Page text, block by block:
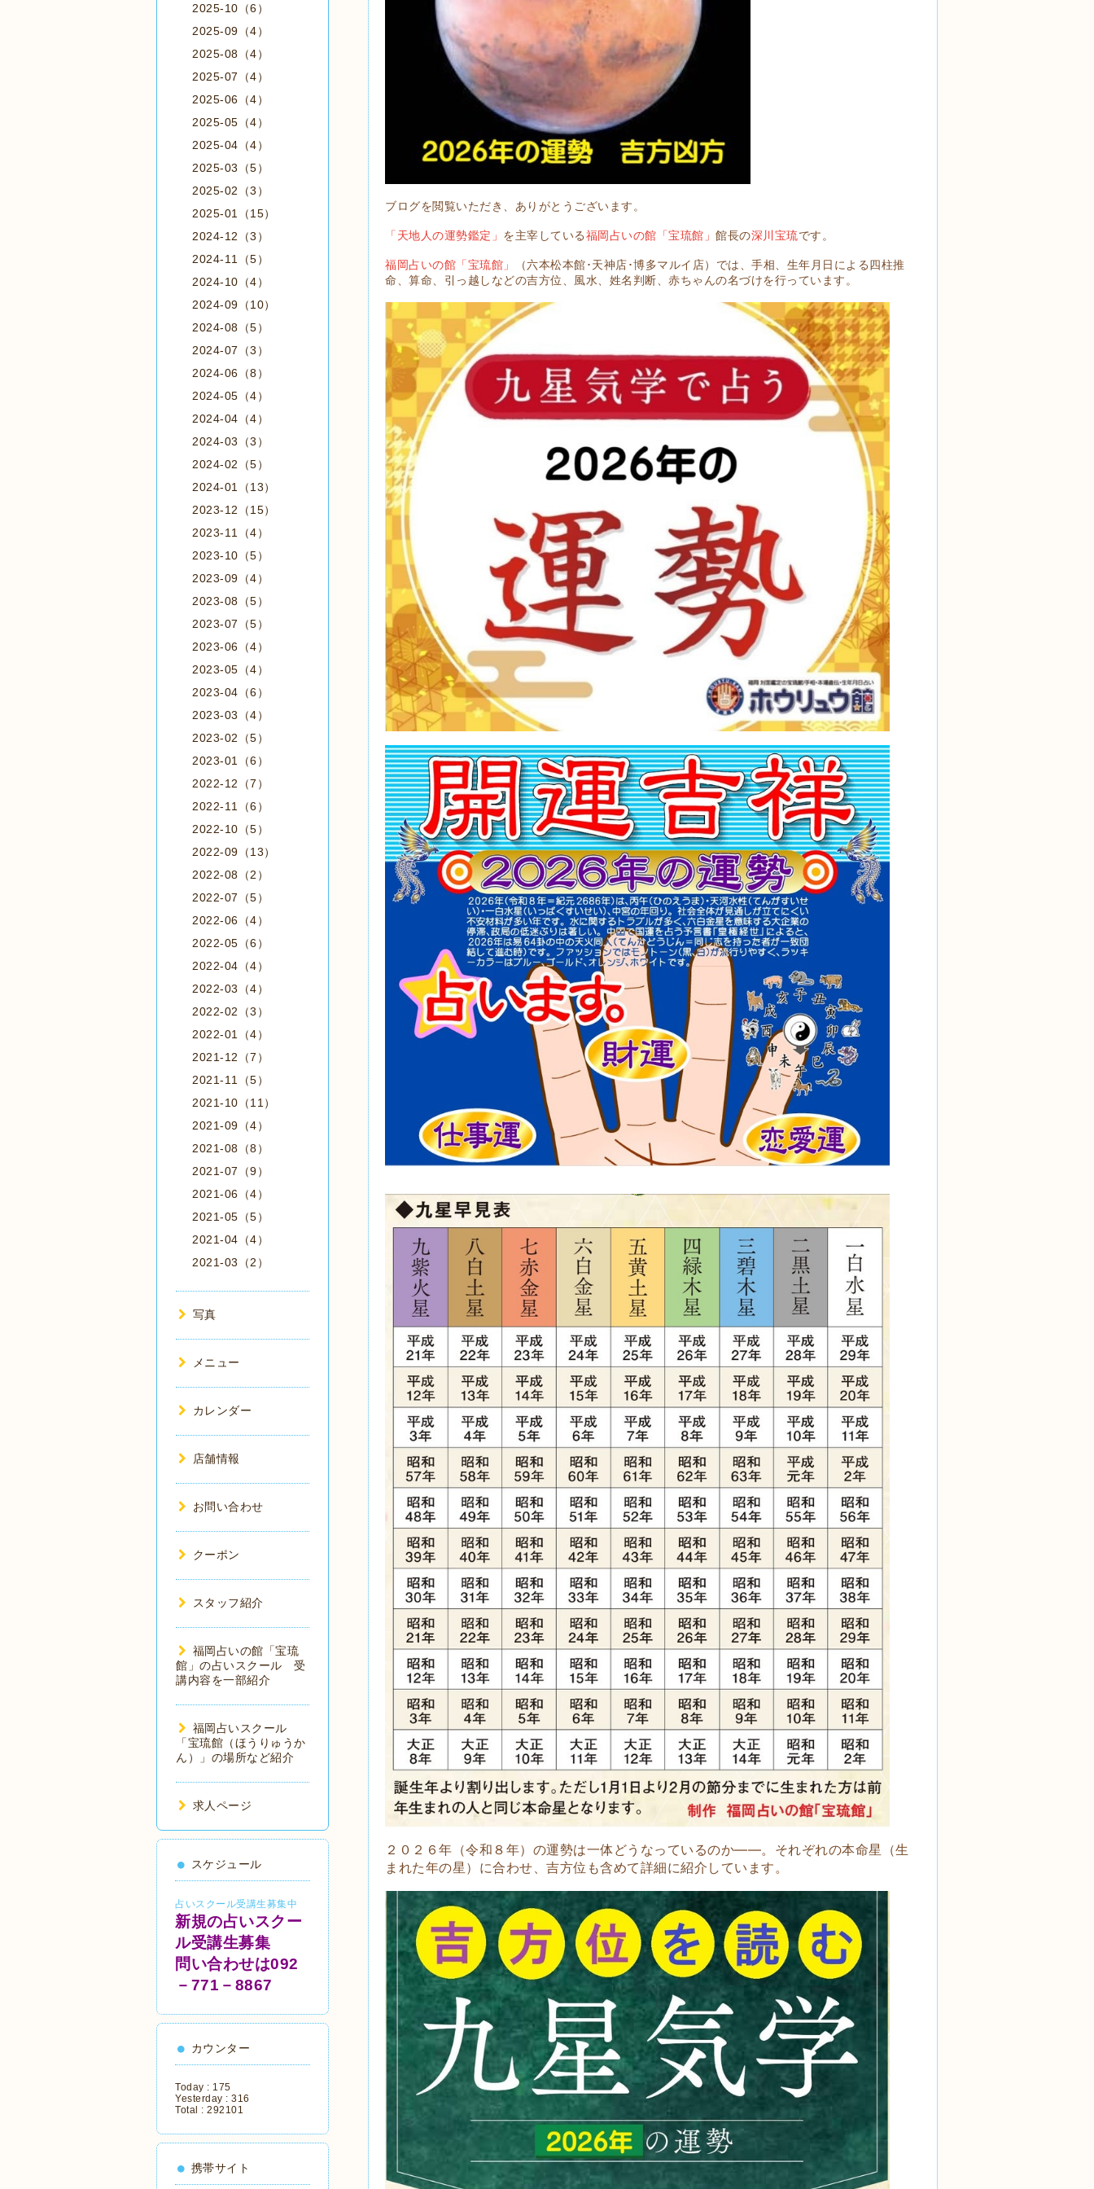
ブログを閲覧いただき、ありがとうございます。
「天地人の運勢鑑定」 を主宰している福岡占いの館「宝琉館」 館長の深川宝琉です。
福岡占いの館「宝琉館」
（六本松本館･天神店･博多マルイ店）では、手相、生年月日による四柱推
命、算命、引っ越しなどの吉方位、風水、姓名判断、赤ちゃんの名づけを行っています。
２０２６年（令和８年）の運勢は一体どうなっているのか――。それぞれの本命星（生
まれた年の星）に合わせ、吉方位も含めて詳細に紹介しています。
2025-10（6）
2025-09（4）
2025-08（4）
2025-07（4）
2025-06（4）
2025-05（4）
2025-04（4）
2025-03（5）
2025-02（3）
2025-01（15）
2024-12（3）
2024-11（5）
2024-10（4）
2024-09（10）
2024-08（5）
2024-07（3）
2024-06（8）
2024-05（4）
2024-04（4）
2024-03（3）
2024-02（5）
2024-01（13）
2023-12（15）
2023-11（4）
2023-10（5）
2023-09（4）
2023-08（5）
2023-07（5）
2023-06（4）
2023-05（4）
2023-04（6）
2023-03（4）
2023-02（5）
2023-01（6）
2022-12（7）
2022-11（6）
2022-10（5）
2022-09（13）
2022-08（2）
2022-07（5）
2022-06（4）
2022-05（6）
2022-04（4）
2022-03（4）
2022-02（3）
2022-01（4）
2021-12（7）
2021-11（5）
2021-10（11）
2021-09（4）
2021-08（8）
2021-07（9）
2021-06（4）
2021-05（5）
2021-04（4）
2021-03（2）
写真
メニュー
カレンダー
店舗情報
お問い合わせ
クーポン
スタッフ紹介
福岡占いの館「宝琉
館」の占いスクール 受
講内容を一部紹介
福岡占いスクール
「宝琉館（ほうりゅうか
ん）」の場所など紹介
求人ページ
スケジュール
占いスクール受講生募集中
新規の占いスクー
ル受講生募集
問い合わせは092
－771－8867
カウンター
Today : 175
Yesterday : 316
Total : 292101
携帯サイト